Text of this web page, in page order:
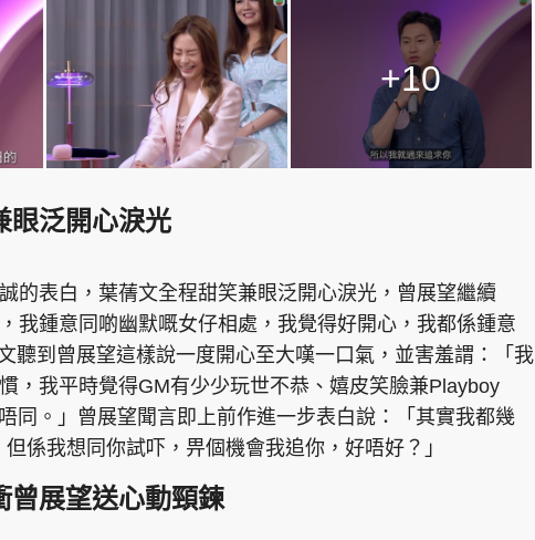
+10
眼泛開心淚光
的表白，葉蒨文全程甜笑兼眼泛開心淚光，曾展望繼續
我鍾意同啲幽默嘅女仔相處，我覺得好開心，我都係鍾意
聽到曾展望這樣說一度開心至大嘆一口氣，並害羞謂：「我
，我平時覺得GM有少少玩世不恭、嬉皮笑臉兼Playboy
同。」曾展望聞言即上前作進一步表白說：「其實我都幾
係我想同你試吓，畀個機會我追你，好唔好？」
曾展望送心動頸鍊